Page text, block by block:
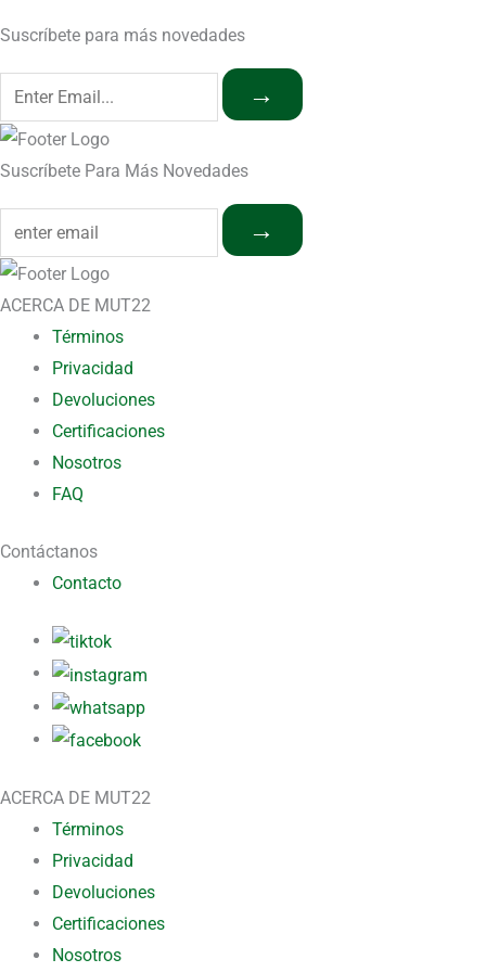
Suscríbete para más novedades
→
Suscríbete Para Más Novedades
→
ACERCA DE MUT22
Términos
Privacidad
Devoluciones
Certificaciones
Nosotros
FAQ
Contáctanos
Contacto
ACERCA DE MUT22
Términos
Privacidad
Devoluciones
Certificaciones
Nosotros